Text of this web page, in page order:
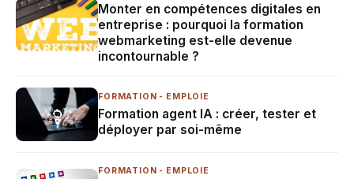
Monter en compétences digitales en
entreprise : pourquoi la formation
webmarketing est-elle devenue
incontournable ?
FORMATION - EMPLOIE
Formation agent IA : créer, tester et
déployer par soi-même
FORMATION - EMPLOIE